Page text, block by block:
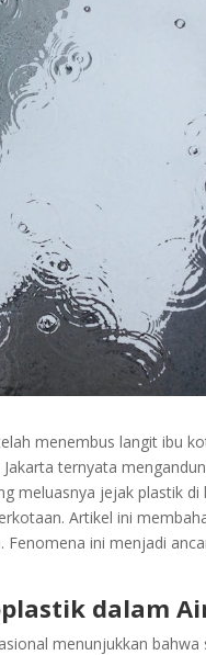
menembus langit ibu
ternyata
meluasnya jejak plastik di
Artikel ini
ini menjadi
dalam
menunjukkan